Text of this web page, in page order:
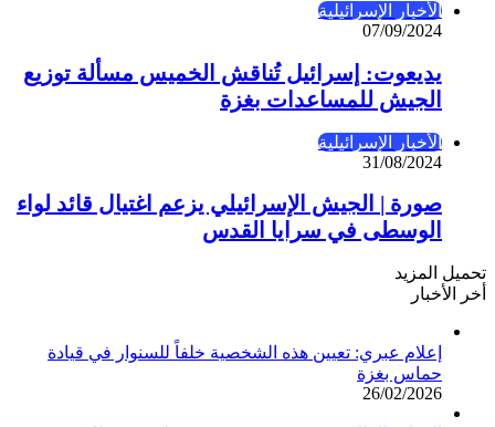
الأخبار الإسرائيلية
07/09/2024
يديعوت: إسرائيل تُناقش الخميس مسألة توزيع
الجيش للمساعدات بغزة
الأخبار الإسرائيلية
31/08/2024
صورة | الجيش الإسرائيلي يزعم اغتيال قائد لواء
الوسطى في سرايا القدس
تحميل المزيد
أخر الأخبار
إعلام عبري: تعيين هذه الشخصية خلفاً للسنوار في قيادة
حماس بغزة
26/02/2026